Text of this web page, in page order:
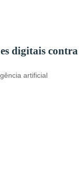
digitais contra
artificial